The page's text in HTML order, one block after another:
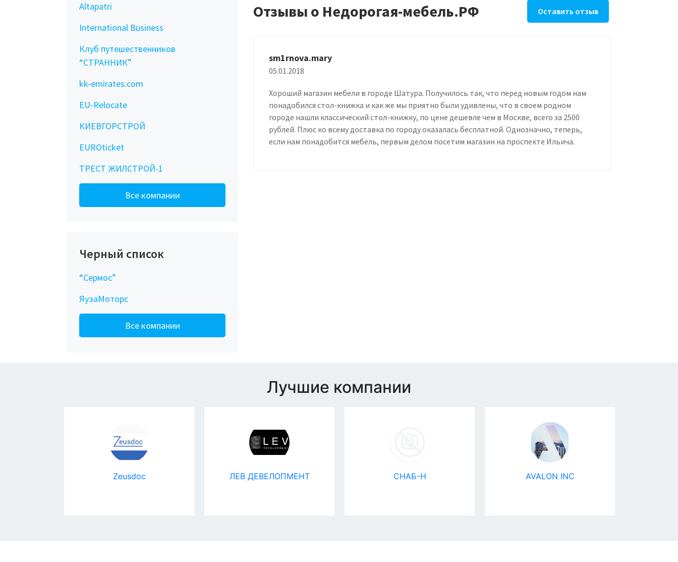
Отзывы о Недорогая-мебель.РФ Оставить отзыв
sm1rnova.mary
05.01.2018
Хороший магазин мебели в городе Шатура. Получилось так, что перед новым годом нам
понадобился стол-книжка и как же мы приятно были удивлены, что в своем родном
городе нашли классический стол-книжку, по цене дешевле чем в Москве, всего за 2500
рублей. Плюс ко всему доставка по городу оказалась бесплатной. Однозначно, теперь,
если нам понадобится мебель, первым делом посетим магазин на проспекте Ильича.
Altapatri
International Business
Клуб путешественников
“СТРАННИК”
kk-emirates.com
EU-Relocate
КИЕВГОРСТРОЙ
EUROticket
ТРЕСТ ЖИЛСТРОЙ-1
Все компании
Черный список
“Сермос”
ЯузаМоторс
Все компании
Лучшие компании
Zeusdoc ЛЕВ ДЕВЕЛОПМЕНТ СНАБ-Н AVALON INC